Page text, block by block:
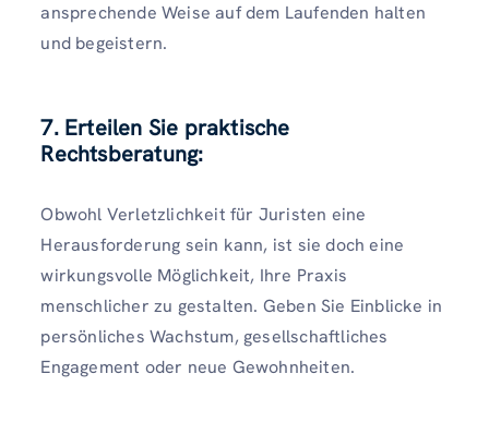
ansprechende Weise auf dem Laufenden halten
und begeistern.
7. Erteilen Sie praktische
Rechtsberatung:
Obwohl Verletzlichkeit für Juristen eine
Herausforderung sein kann, ist sie doch eine
wirkungsvolle Möglichkeit, Ihre Praxis
menschlicher zu gestalten. Geben Sie Einblicke in
persönliches Wachstum, gesellschaftliches
Engagement oder neue Gewohnheiten.